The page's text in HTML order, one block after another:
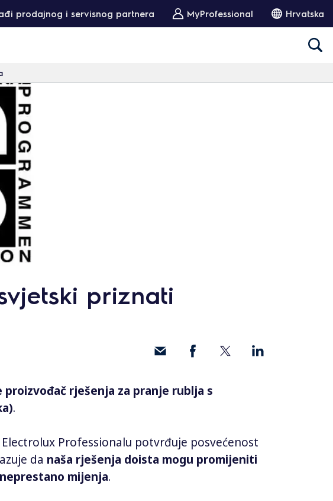
prodajnog i servisnog partnera MyProfessional Hrvatska
priznati
rješenja za pranje rublja s
.
Professionalu potvrđuje posvećenost
da naša rješenja doista mogu promijeniti
mijenja.